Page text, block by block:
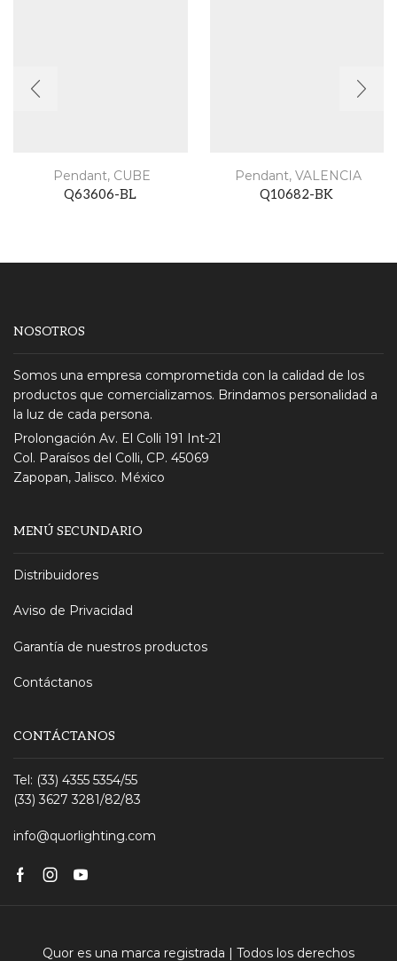
Pendant, CUBE
Q63606-BL
Pendant,VALENCIA
Q10682-BK
NOSOTROS
Somos una empresa comprometida con la calidad de los
productos que comercializamos. Brindamos personalidad a
la luz de cada persona.
Prolongación Av. El Colli 191 Int-21
Col. Paraísos del Colli, CP. 45069
Zapopan, Jalisco. México
MENÚ SECUNDARIO
Distribuidores
Aviso de Privacidad
Garantía de nuestros productos
Contáctanos
CONTÁCTANOS
Tel: (33) 4355 5354/55
(33) 3627 3281/82/83
info@quorlighting.com
Facebook
Instagram
Youtube
Quor es una marca registrada | Todos los derechos